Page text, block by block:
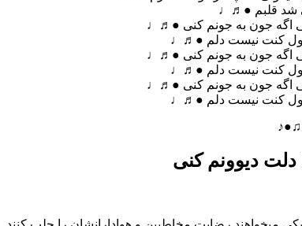
شد قلبم ●♬♩
اگه جون به جونم کنی ●♬♩
ول کنت نیست دلم ●♬♩
اگه جون به جونم کنی ●♬♩
ول کنت نیست دلم ●♬♩
اگه جون به جونم کنی ●♬♩
ول کنت نیست دلم ●♬♩
دلت دیوونم کنی